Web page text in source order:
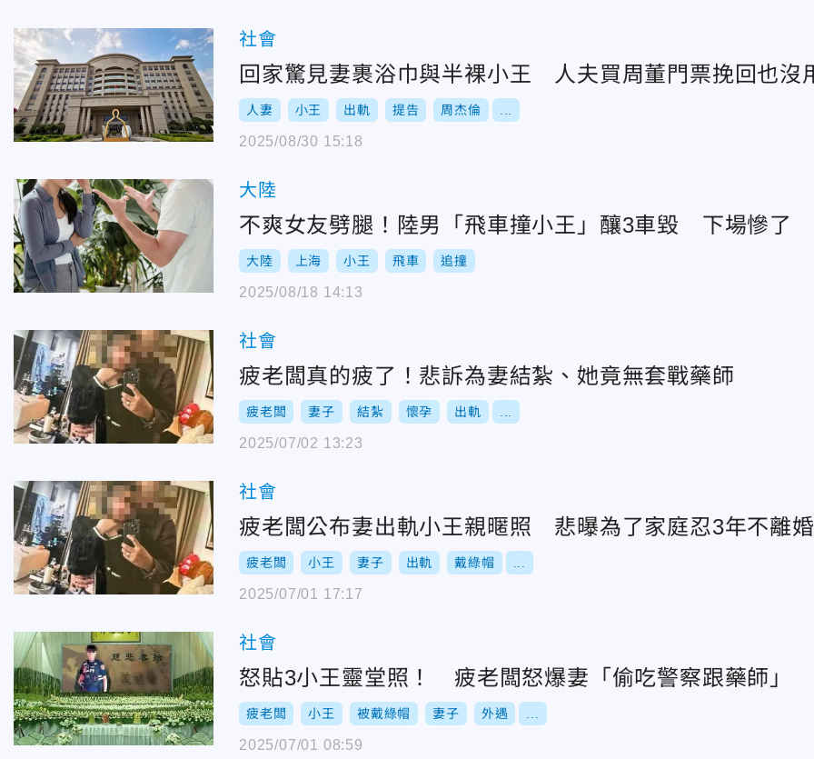
社會
回家驚見妻裹浴巾與半裸小王 人夫買周董門票挽回也沒
人妻 小王 出軌 提告 周杰倫
2025/08/30 15:18
大陸
不爽女友劈腿！陸男「飛車撞小王」釀3車毀 下場慘了
大陸 上海 小王 飛車 追撞
2025/08/18 14:13
社會
疲老闆真的疲了！悲訴為妻結紮、她竟無套戰藥師
疲老闆 妻子 結紮 懷孕 出軌
2025/07/02 13:23
社會
疲老闆公布妻出軌小王親暱照 悲曝為了家庭忍3年不離婚
疲老闆 小王 妻子 出軌 戴綠帽
2025/07/01 17:17
社會
怒貼3小王靈堂照！ 疲老闆怒爆妻「偷吃警察跟藥師」
疲老闆 小王 被戴綠帽 妻子 外遇
2025/07/01 08:59